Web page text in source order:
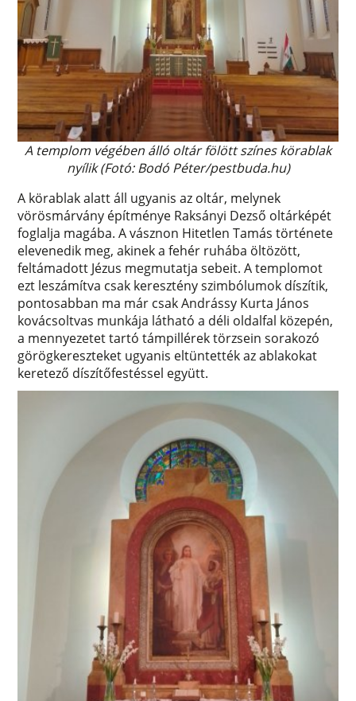
A templom végében álló oltár fölött színes körablak
nyílik (Fotó: Bodó Péter/pestbuda.hu)
A körablak alatt áll ugyanis az oltár, melynek
vörösmárvány építménye Raksányi Dezső oltárképét
foglalja magába. A vásznon Hitetlen Tamás története
elevenedik meg, akinek a fehér ruhába öltözött,
feltámadott Jézus megmutatja sebeit. A templomot
ezt leszámítva csak keresztény szimbólumok díszítik,
pontosabban ma már csak Andrássy Kurta János
kovácsoltvas munkája látható a déli oldalfal közepén,
a mennyezetet tartó támpillérek törzsein sorakozó
görögkereszteket ugyanis eltüntették az ablakokat
keretező díszítőfestéssel együtt.